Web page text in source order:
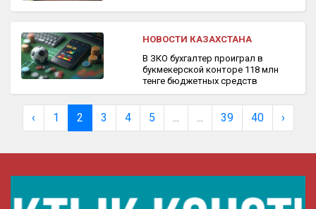
НОВОСТИ КАЗАХСТАНА
В ЗКО бухгалтер проиграл в
букмекерской конторе 118 млн
тенге бюджетных средств
‹ 1 2 3 4 5 ... ... 39 40 ›